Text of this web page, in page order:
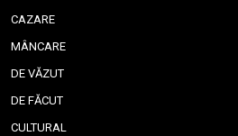
CAZARE
MÂNCARE
DE VĂZUT
DE FĂCUT
CULTURAL